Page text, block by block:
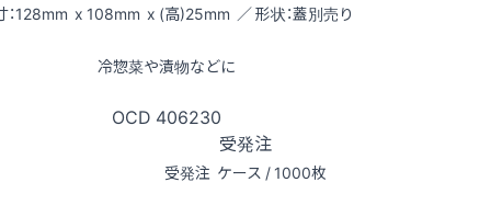
：128mm x 108mm x (高)25mm ／ 形状：蓋別売り
冷惣菜や漬物などに
OCD 406230
受発注
受発注 ケース / 1000枚